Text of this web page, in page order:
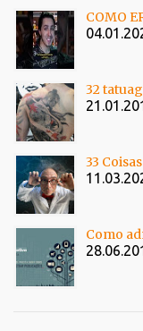
COMO
32
33
Como